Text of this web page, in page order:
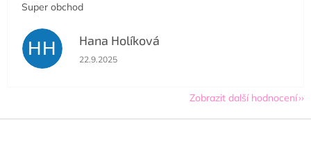
Super obchod
HH Hana Holíková
Hodnocení obchodu je 5 z 5 hvězdiček.
22.9.2025
Zobrazit další hodnocení